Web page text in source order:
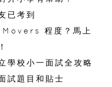
已考到
程度？馬上
學校小一面試全攻略
試題目和貼士